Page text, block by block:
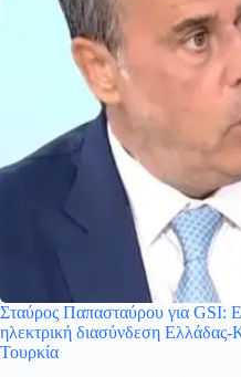
Σταύρος Παπασταύρου για GSI:
ηλεκτρική διασύνδεση
Τουρκία